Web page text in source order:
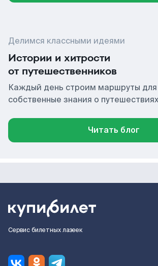
Делимся классными идеями
Истории и хитрости
от путешественников
Каждый день строим маршруты для
собственные знания о путешествиях
Читать блог
Сервис билетных лазеек